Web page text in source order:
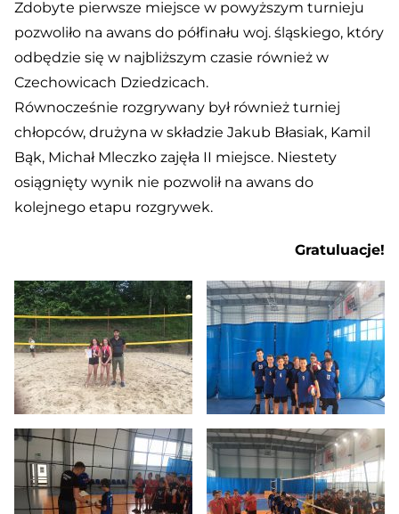
Zdobyte pierwsze miejsce w powyższym turnieju
pozwoliło na awans do półfinału woj. śląskiego, który
odbędzie się w najbliższym czasie również w
Czechowicach Dziedzicach.
Równocześnie rozgrywany był również turniej
chłopców, drużyna w składzie Jakub Błasiak, Kamil
Bąk, Michał Mleczko zajęła II miejsce. Niestety
osiągnięty wynik nie pozwolił na awans do
kolejnego etapu rozgrywek.
Gratuluacje!